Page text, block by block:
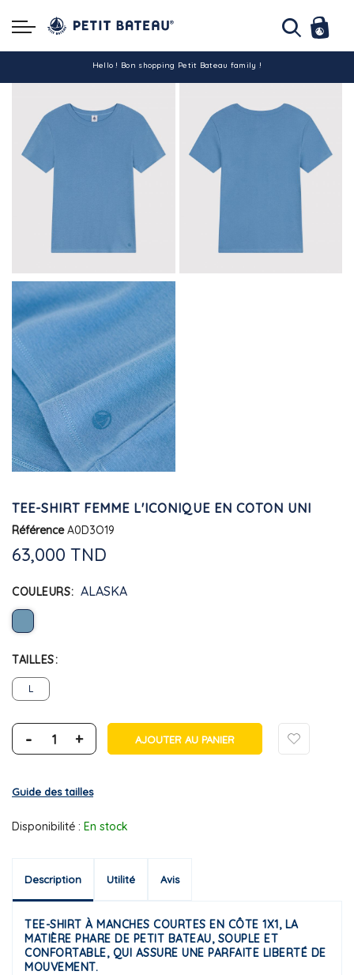
La livraison est assurée partout en Tunisie !
-10% pour tout paiement par carte bancaire (hors promo)
TEE-SHIRT FEMME L'ICONIQUE EN COTON UNI
Référence A0D3O19
63,000 TND
COULEURS ALASKA
TAILLES
L
- + AJOUTER AU PANIER
Guide des tailles
Disponibilité : En stock
Description Utilité Avis
TEE-SHIRT À MANCHES COURTES EN CÔTE 1X1, LA
MATIÈRE PHARE DE PETIT BATEAU, SOUPLE ET
CONFORTABLE, QUI ASSURE UNE PARFAITE LIBERTÉ DE
MOUVEMENT.